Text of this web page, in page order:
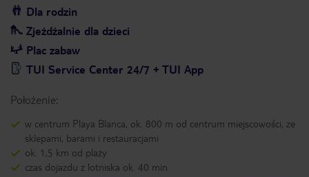
Dla rodzin
Zjeżdżalnie dla dzieci
Plac zabaw
TUI Service Center 24/7 + TUI App
Położenie:
w centrum Playa Blanca, ok. 800 m od centrum miejscowości, ze
sklepami, barami i restauracjami
ok. 1,5 km od plaży
czas dojazdu z lotniska ok. 40 min